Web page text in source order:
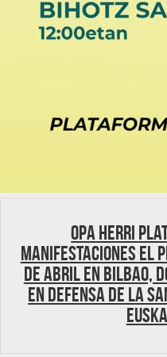
OPA Herri
Manifestaciones el
de abril en Bilbao,
en defensa de la